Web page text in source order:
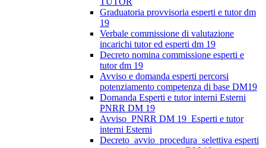
Graduatoria provvisoria esperti e tutor dm
19
Verbale commissione di valutazione
incarichi tutor ed esperti dm 19
Decreto nomina commissione esperti e
tutor dm 19
Avviso e domanda esperti percorsi
potenziamento competenza di base DM19
Domanda Esperti e tutor interni Esterni
PNRR DM 19
Avviso_PNRR DM 19_Esperti e tutor
interni Esterni
Decreto_avvio_procedura_selettiva esperti